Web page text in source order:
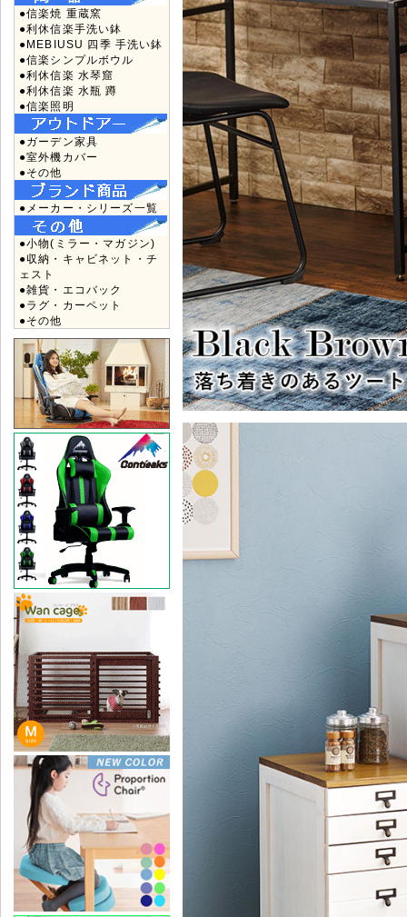
●信楽焼 重蔵窯
●利休信楽手洗い鉢
●MEBIUSU 四季 手洗い鉢
●信楽シンプルボウル
●利休信楽 水琴窟
●利休信楽 水瓶 蹲
●信楽照明
●ガーデン家具
●室外機カバー
●その他
●メーカー・シリーズ一覧
●小物(ミラー・マガジン)
●収納・キャビネット・チ
ェスト
●雑貨・エコバック
●ラグ・カーペット
●その他